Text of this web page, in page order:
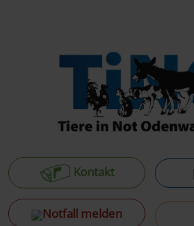
Kontakt
Notfall melden